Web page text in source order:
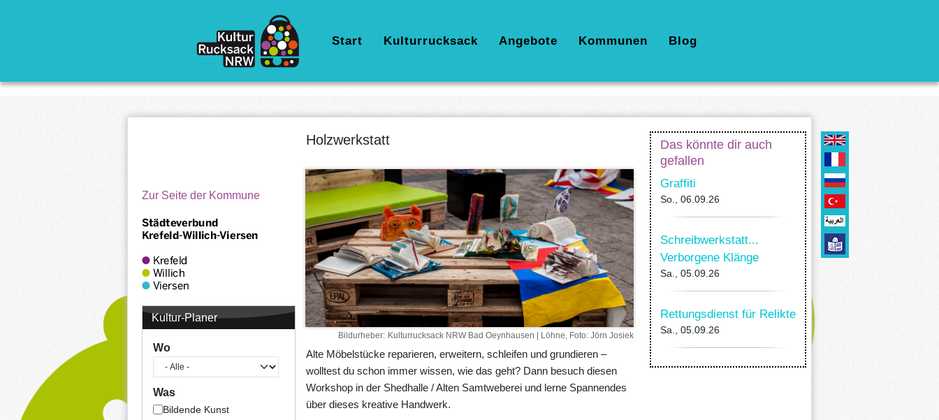
Hauptnavigation
Start Kulturrucksack Angebote Kommunen Blog
Zur Seite der Kommune
Kultur-Planer
Wo
Was
Bildende Kunst
Holzwerkstatt
Bildurheber Kulturrucksack NRW Bad Oeynhausen | Löhne, Foto: Jörn Josiek
Alte Möbelstücke reparieren, erweitern, schleifen und grundieren –
wolltest du schon immer wissen, wie das geht? Dann besuch diesen
Workshop in der Shedhalle / Alten Samtweberei und lerne Spannendes
über dieses kreative Handwerk.
Das könnte dir auch
gefallen
Graffiti
So., 06.09.26
Schreibwerkstatt...
Verborgene Klänge
Sa., 05.09.26
Rettungsdienst für Relikte
Sa., 05.09.26